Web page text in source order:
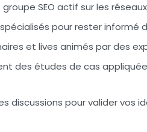
SEO actif sur les
pour rester informé
et lives animés par des
des études de cas
discussions pour valider vos